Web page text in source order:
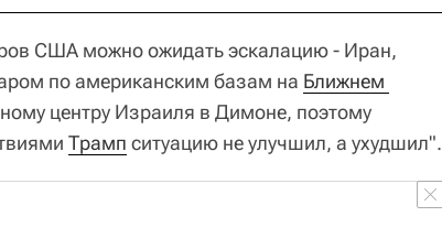
США можно ожидать эскалацию - Иран,
по американским базам на Ближнем
центру Израиля в Димоне, поэтому
Трамп ситуацию не улучшил, а ухудшил".